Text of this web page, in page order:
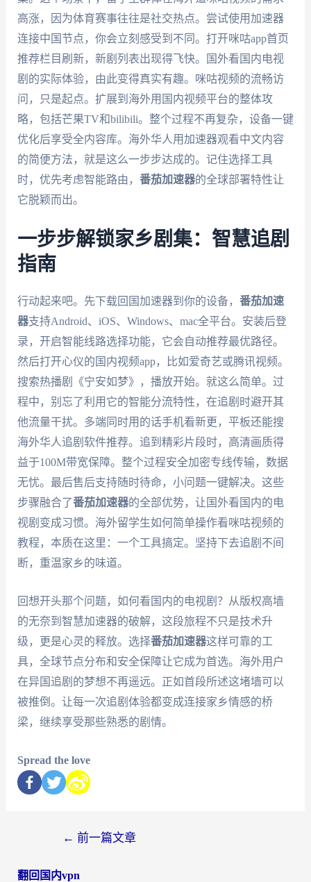
高涨，因为体育赛事往往是社交热点。尝试使用加速器
连接中国节点，你会立刻感受到不同。打开咪咕app首页
推荐栏目刷新，新剧列表出现得飞快。国外看国内电视
剧的实际体验，由此变得真实有趣。咪咕视频的流畅访
问，只是起点。扩展到海外用国内视频平台的整体攻
略，包括芒果TV和bilibili。整个过程不再复杂，设备一键
优化后享受全内容库。海外华人用加速器观看中文内容
的简便方法，就是这么一步步达成的。记住选择工具
时，优先考虑智能路由， 番茄加速器的全球部署特性让
它脱颖而出。
一步步解锁家乡剧集：智慧追剧
指南
行动起来吧。先下载回国加速器到你的设备， 番茄加速
器支持Android、iOS、Windows、mac全平台。安装后登
录，开启智能线路选择功能，它会自动推荐最优路径。
然后打开心仪的国内视频app，比如爱奇艺或腾讯视频。
搜索热播剧《宁安如梦》，播放开始。就这么简单。过
程中，别忘了利用它的智能分流特性，在追剧时避开其
他流量干扰。多端同时用的话手机看新更，平板还能搜
海外华人追剧软件推荐。追到精彩片段时，高清画质得
益于100M带宽保障。整个过程安全加密专线传输，数据
无忧。最后售后支持随时待命，小问题一键解决。这些
步骤融合了番茄加速器的全部优势，让国外看国内的电
视剧变成习惯。海外留学生如何简单操作看咪咕视频的
教程，本质在这里：一个工具搞定。坚持下去追剧不间
断，重温家乡的味道。
回想开头那个问题，如何看国内的电视剧？从版权高墙
的无奈到智慧加速器的破解，这段旅程不只是技术升
级，更是心灵的释放。选择番茄加速器这样可靠的工
具，全球节点分布和安全保障让它成为首选。海外用户
在异国追剧的梦想不再遥远。正如首段所述这堵墙可以
被推倒。让每一次追剧体验都变成连接家乡情感的桥
梁，继续享受那些熟悉的剧情。
Spread the love
← 前一篇文章
翻回国内vpn